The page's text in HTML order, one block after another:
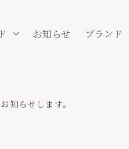
お知らせ ブランド
知らせします。